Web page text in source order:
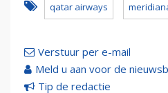
qatar airways
Verstuur per e-mail
Meld u aan voor de
Tip de redactie